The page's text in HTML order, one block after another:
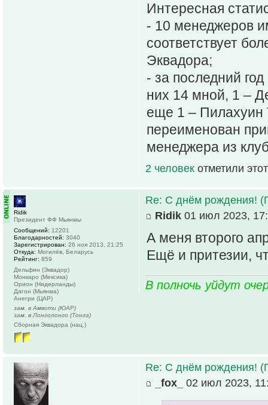
Интересная
- 10 менеджеров
соответствует
Эквадора;
- за последний
них 14 мной, 1 –
еще 1 – Пилахуин
переименован
менеджера из
2 человек отметили
Re: С днём рождения!
Ridik 01 июл 2023,
А меня второго
Ещё и притезии,
В полночь уйдут
Ridik
Президент ФФ Мьянмы
Сообщений: 12201
Благодарностей: 3040
Зарегистрирован: 26 ноя 2013, 21:25
Откуда: Могилёв, Беларусь
Рейтинг: 859
Дельфин (Эквадор)
Монкаро (Мексика)
Орион (Нидерланды)
Дагон (Мьянма)
Анегри (ЦАР)
зам. в Амвоти (ЮАР)
зам. в Лонголонго (Тонга)
Сборная Эквадора (нац.)
Re: С днём рождения!
_fox_
02 июл 2023,